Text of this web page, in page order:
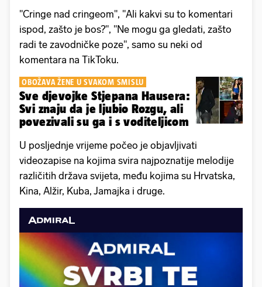
"Cringe nad cringeom", "Ali kakvi su to komentari
ispod, zašto je bos?", "Ne mogu ga gledati, zašto
radi te zavodničke poze", samo su neki od
komentara na TikToku.
OBOŽAVA ŽENE U SVAKOM SMISLU
Sve djevojke Stjepana Hausera:
Svi znaju da je ljubio Rozgu, ali
povezivali su ga i s voditeljicom
U posljednje vrijeme počeo je objavljivati
videozapise na kojima svira najpoznatije melodije
različitih država svijeta, među kojima su Hrvatska,
Kina, Alžir, Kuba, Jamajka i druge.